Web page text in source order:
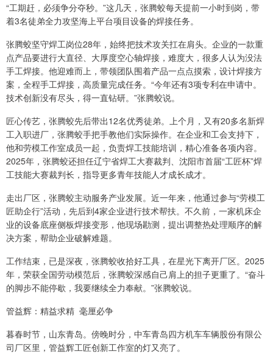
“工期赶，必须争分夺秒。”这几天，张腾蛟每天提前一小时到岗，带
着3名徒弟全力攻坚海上平台项目设备的焊接任务。
张腾蛟坚守焊工岗位28年，始终把技术攻关扛在肩头。企业的一款重
点产品要进行大直径、大厚度空心轴焊接，难度大，很多人认为没法
手工焊接。他迎难而上，带领团队围着产品一点点摸索，设计焊接方
案，全程手工焊接，高质量完成任务。“今年还有3项专利在申请中。
技术创新没有尽头，得一直钻研。”张腾蛟说。
匠心传艺，张腾蛟先后带出12名优秀徒弟。上个月，又有20多名新焊
工入职进厂，张腾蛟手把手教他们实际操作。在企业和工会支持下，
他和劳模工作室成员一起，负责焊工技能培训，精心准备各项内容。
2025年，张腾蛟还担任辽宁省焊工大赛裁判、沈阳市首届“工匠杯”焊
工技能大赛裁判长，指导更多青年技能人才成长成才。
走出厂区，张腾蛟主动服务产业发展。近一年来，他通过参与“劳模工
匠助企行”活动，先后到4家企业进行技术帮扶。不久前，一家机床企
业的设备底座侧板焊接变形，他现场勘测，提出调整热处理顺序的解
决方案，帮助企业破解难题。
工作结束，已是深夜，张腾蛟收拾好工具，在星光下离开厂区。2025
年，荣获全国劳动模范后，张腾蛟深感自己肩上的担子更重了。“奋斗
的脚步不能停歇，我要继续全力奉献。”张腾蛟说。
管益辉：精益求精 毫厘必争
暮春时节，山东青岛。傍晚时分，中车青岛四方机车车辆股份有限公
司厂区里，管益辉工匠创新工作室的灯又亮了。